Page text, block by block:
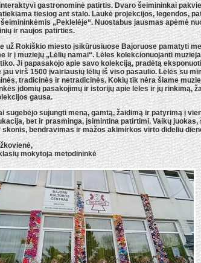
gastronominė patirtis. Dvaro šeimininkai
tiesiog ant stalo. Laukė projekcijos, legendos,
„Peklelėje“. Nuostabus jausmas apėmė
ir naujos patirties.
Rokiškio miesto įsikūrusiuose Bajoruose pamatyti
ir į muziejų „Lėlių namai“. Lėles kolekcionuojanti
Ji papasakojo apie savo kolekciją, pradėtą
jau virš 1500 įvairiausių lėlių iš viso pasaulio. Lėlės su
tradicinės ir netradicinės. Kokių tik nėra šiame
įdomių pasakojimų ir istorijų apie lėles ir jų rinkimą,
gausa.
sujungti meną, gamtą, žaidimą ir patyrimą į
bet ir prasminga, įsimintina patirtimi. Vaikų
skonis, bendravimas ir mažos akimirkos virto dideliu
mokytoja metodininkė